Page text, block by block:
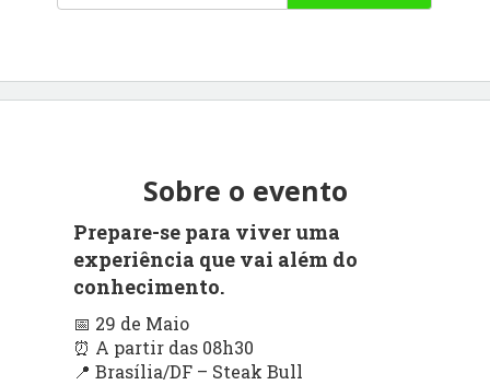
Sobre o evento
Prepare-se para viver uma
experiência que vai além do
conhecimento.
📅 29 de Maio
⏰ A partir das 08h30
📍 Brasília/DF – Steak Bull